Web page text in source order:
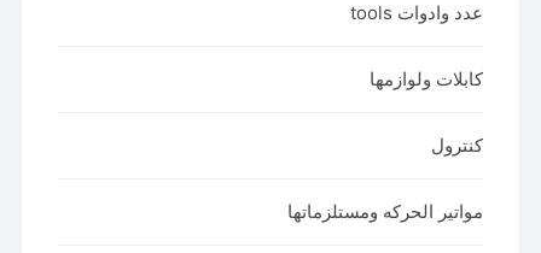
عدد وادوات tools
كابلات ولوازمها
كنترول
مواتير الحركه ومستلزماتها